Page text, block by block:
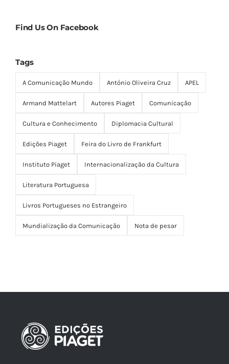
Find Us On Facebook
Tags
A Comunicação Mundo António Oliveira Cruz APEL
Armand Mattelart Autores Piaget Comunicação
Cultura e Conhecimento Diplomacia Cultural
Edições Piaget Feira do Livro de Frankfurt
Instituto Piaget Internacionalização da Cultura
Literatura Portuguesa
Livros Portugueses no Estrangeiro
Mundialização da Comunicação Nota de pesar